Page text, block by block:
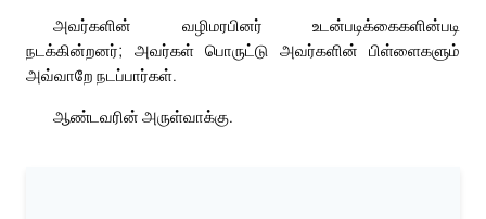
அவர்களின் வழிமரபினர் உடன்படிக்கைகளின்படி
நடக்கின்றனர்; அவர்கள் பொருட்டு அவர்களின் பிள்ளைகளும்
அவ்வாறே நடப்பார்கள்.
ஆண்டவரின் அருள்வாக்கு.